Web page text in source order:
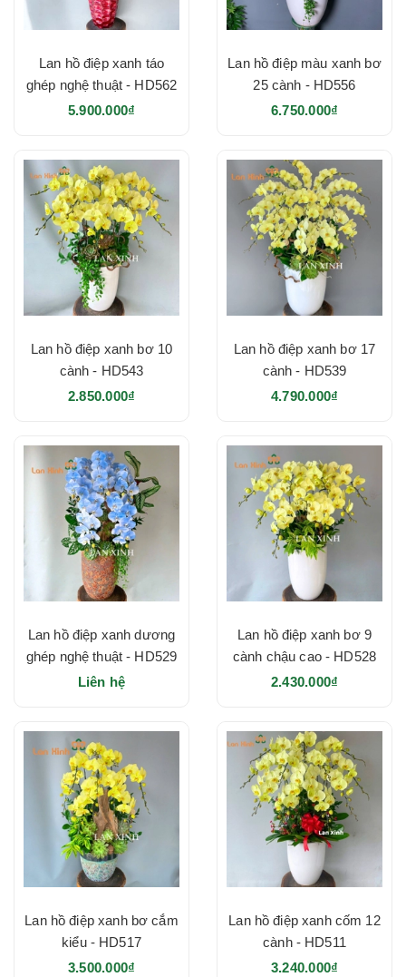
Lan hồ điệp xanh táo
ghép nghệ thuật - HD562
5.900.000₫
Lan hồ điệp màu xanh bơ
25 cành - HD556
6.750.000₫
Lan hồ điệp xanh bơ 10
cành - HD543
2.850.000₫
Lan hồ điệp xanh bơ 17
cành - HD539
4.790.000₫
Lan hồ điệp xanh dương
ghép nghệ thuật - HD529
Liên hệ
Lan hồ điệp xanh bơ 9
cành chậu cao - HD528
2.430.000₫
Lan hồ điệp xanh bơ cắm
kiểu - HD517
3.500.000₫
Lan hồ điệp xanh cốm 12
cành - HD511
3.240.000₫